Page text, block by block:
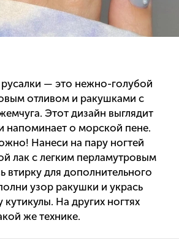
— это нежно-голубой
отливом и ракушками с
Этот дизайн выглядит
напоминает о морской пене.
Нанеси на пару ногтей
лак с легким перламутровым
втирку для дополнительного
узор ракушки и укрась
На других ногтях
же технике.